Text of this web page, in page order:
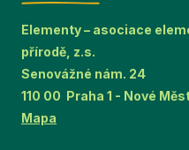
Elementy – asociace
přírodě, z.s.
Senovážné nám. 24
110 00 Praha 1 - Nové
Mapa